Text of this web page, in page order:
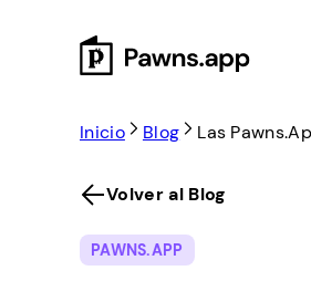
Inicio Blog Las
Volver al Blog
PAWNS.APP